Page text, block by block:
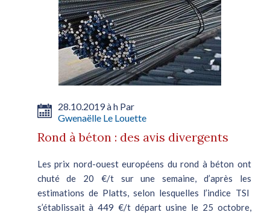
28.10.2019 à h Par
Gwenaëlle Le Louette
Rond à béton : des avis divergents
Les prix nord-ouest européens du rond à béton ont
chuté de 20 €/t sur une semaine, d’après les
estimations de Platts, selon lesquelles l’indice TSI
s’établissait à 449 €/t départ usine le 25 octobre,